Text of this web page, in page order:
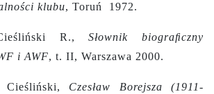
klubu, Toruń 1972.
R.,Słownik biograﬁczny
i AWF, t. II, Warszawa 2000.
Czesław Borejsza (1911-